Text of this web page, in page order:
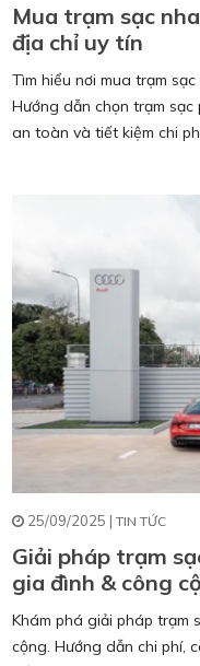
Mua trạm sạc
địa chỉ uy tín
Tìm hiểu nơi mua trạm
Hướng dẫn chọn trạm sạc
an toàn và tiết kiệm chi
25/09/2025 | TIN TỨC
Giải pháp trạm
gia đình & công
Khám phá giải pháp trạm
cộng. Hướng dẫn chi phí,